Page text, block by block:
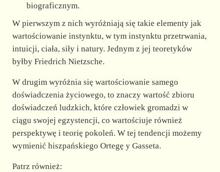
biograficznym.
W pierwszym z nich wyróżniają się takie elementy jak
wartościowanie instynktu, w tym instynktu przetrwania,
intuicji, ciała, siły i natury. Jednym z jej teoretyków
byłby Friedrich Nietzsche.
W drugim wyróżnia się wartościowanie samego
doświadczenia życiowego, to znaczy wartość zbioru
doświadczeń ludzkich, które człowiek gromadzi w
ciągu swojej egzystencji, co wartościuje również
perspektywę i teorię pokoleń. W tej tendencji możemy
wymienić hiszpańskiego Ortegę y Gasseta.
Patrz również: